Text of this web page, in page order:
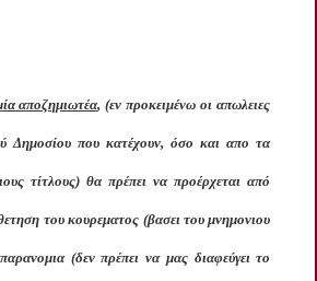
αποζημιωτέα, (εν προκειμένω οι απωλειες
Δημοσίου που κατέχουν, όσο και απο τα
τίτλους) θα πρέπει να προέρχεται από
του κουρεματος (βασει του μνημονιου
(δεν πρέπει να μας διαφεύγει το